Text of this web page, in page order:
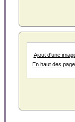
Ajout d'une
En haut des